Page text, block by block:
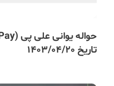
تاریخ 1403/04/20